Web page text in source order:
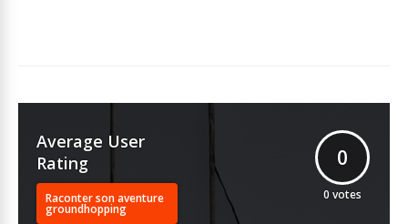
Average User
Rating
Raconter son aventure
groundhopping
0
0 votes